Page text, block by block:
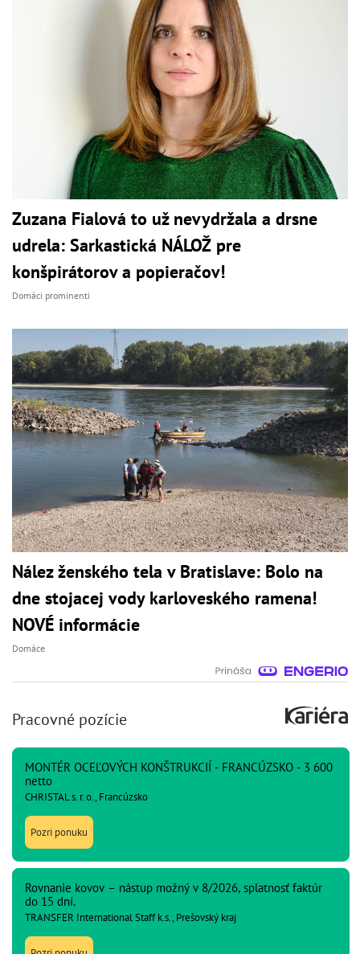
Zuzana Fialová to už nevydržala a drsne
udrela: Sarkastická NÁLOŽ pre
konšpirátorov a popieračov!
Domáci prominenti
Nález ženského tela v Bratislave: Bolo na
dne stojacej vody karloveského ramena!
NOVÉ informácie
Domáce
Pracovné pozície
MONTÉR OCEĽOVÝCH KONŠTRUKCIÍ - FRANCÚZSKO - 3 600
netto
CHRISTAL s. r. o., Francúzsko
Pozri ponuku
Rovnanie kovov – nástup možný v 8/2026, splatnosť faktúr
do 15 dní.
TRANSFER International Staff k.s., Prešovský kraj